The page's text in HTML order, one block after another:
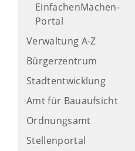
EinfachenMachen-
Portal
Verwaltung A-Z
Bürgerzentrum
Stadtentwicklung
Amt für Bauaufsicht
Ordnungsamt
Stellenportal